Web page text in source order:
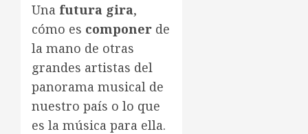
Una futura gira,
cómo es componer de
la mano de otras
grandes artistas del
panorama musical de
nuestro país o lo que
es la música para ella.